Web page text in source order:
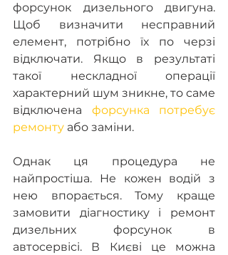
форсунок дизельного двигуна.
Щоб визначити несправний
елемент, потрібно їх по черзі
відключати. Якщо в результаті
такої нескладної операції
характерний шум зникне, то саме
відключена форсунка потребує
ремонту або заміни.
Однак ця процедура не
найпростіша. Не кожен водій з
нею впорається. Тому краще
замовити діагностику і ремонт
дизельних форсунок в
автосервісі. В Києві це можна